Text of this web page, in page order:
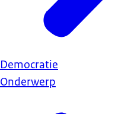
Democratie
Onderwerp